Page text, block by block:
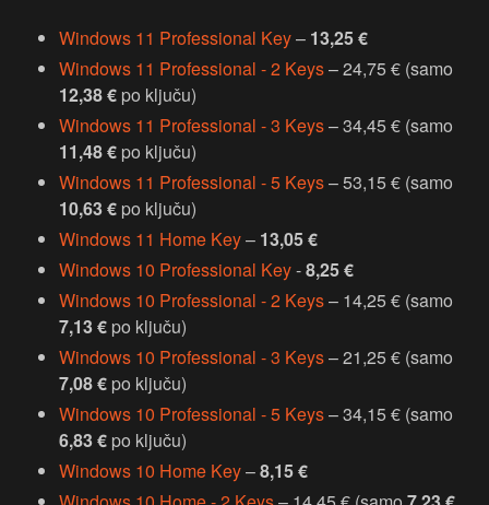
Windows 11 Professional Key– 13,25 €
Windows 11 Professional - 2 Keys– 24,75 € (samo
12,38 € po ključu)
Windows 11 Professional - 3 Keys– 34,45 € (samo
11,48 € po ključu)
Windows 11 Professional - 5 Keys– 53,15 € (samo
10,63 € po ključu)
Windows 11 Home Key– 13,05 €
Windows 10 Professional Key-8,25 €
Windows 10 Professional - 2 Keys– 14,25 € (samo
7,13 € po ključu)
Windows 10 Professional - 3 Keys– 21,25 € (samo
7,08 € po ključu)
Windows 10 Professional - 5 Keys– 34,15 € (samo
6,83 € po ključu)
Windows 10 Home Key–8,15 €